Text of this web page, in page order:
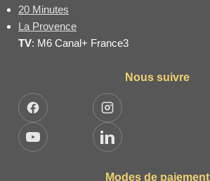
20 Minutes
La Provence
TV: M6 Canal+ France3
Nous suivre
Facebook Instagram
YouTube LinkedIn
Modes de paiement